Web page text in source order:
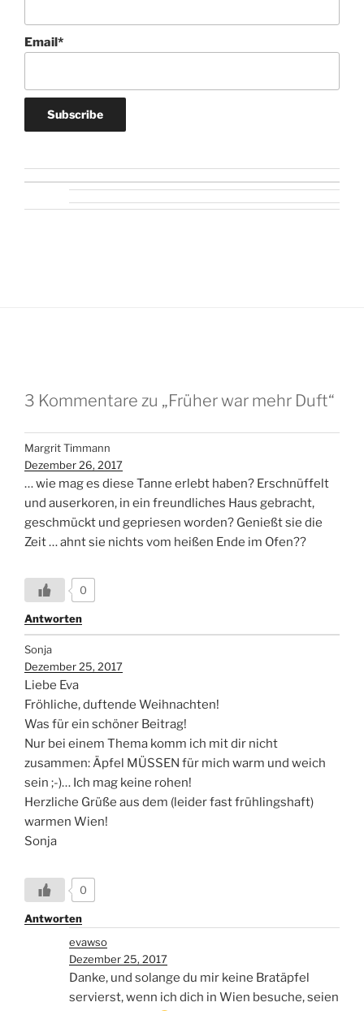
Email*
3 Kommentare zu „Früher war mehr Duft“
Margrit Timmann
Dezember 26, 2017
… wie mag es diese Tanne erlebt haben? Erschnüffelt
und auserkoren, in ein freundliches Haus gebracht,
geschmückt und gepriesen worden? Genießt sie die
Zeit … ahnt sie nichts vom heißen Ende im Ofen??
0
Antworten
Sonja
Dezember 25, 2017
Liebe Eva
Fröhliche, duftende Weihnachten!
Was für ein schöner Beitrag!
Nur bei einem Thema komm ich mit dir nicht
zusammen: Äpfel MÜSSEN für mich warm und weich
sein ;-)… Ich mag keine rohen!
Herzliche Grüße aus dem (leider fast frühlingshaft)
warmen Wien!
Sonja
0
Antworten
evawso
Dezember 25, 2017
Danke, und solange du mir keine Bratäpfel
servierst, wenn ich dich in Wien besuche, seien